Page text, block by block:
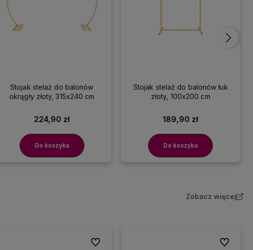
Stojak stelaż do balonów
okrągły złoty, 315x240 cm
224,90 zł
Do koszyka
Stojak stelaż do balonów łuk
złoty, 100x200 cm
189,90 zł
Do koszyka
Zobacz więcej
Do ulubionych Do